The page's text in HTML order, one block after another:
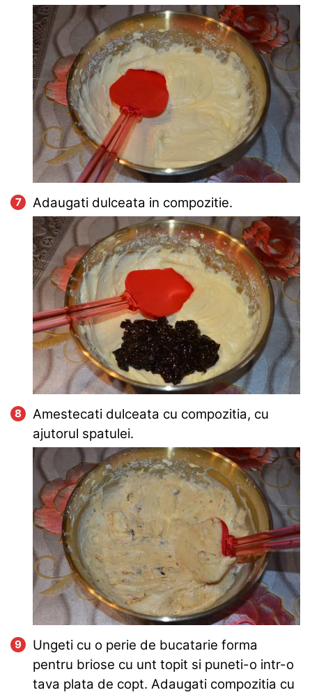
Adaugati dulceata in compozitie.
Amestecati dulceata cu compozitia, cu
ajutorul spatulei.
Ungeti cu o perie de bucatarie forma
pentru briose cu unt topit si puneti-o intr-o
tava plata de copt. Adaugati compozitia cu